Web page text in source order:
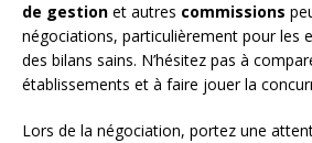
de gestion et autres commissions
négociations, particulièrement pour les
des bilans sains. N’hésitez pas à
établissements et à faire jouer la
Lors de la négociation, portez une